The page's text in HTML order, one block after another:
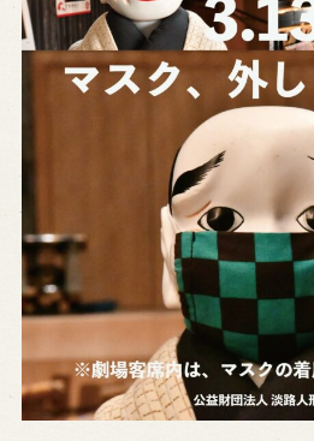
ご利用案内
営業日時・料金 アクセ
お問い合わせ
よくあるご質問
メール
お電話でお問い合わせ
予約